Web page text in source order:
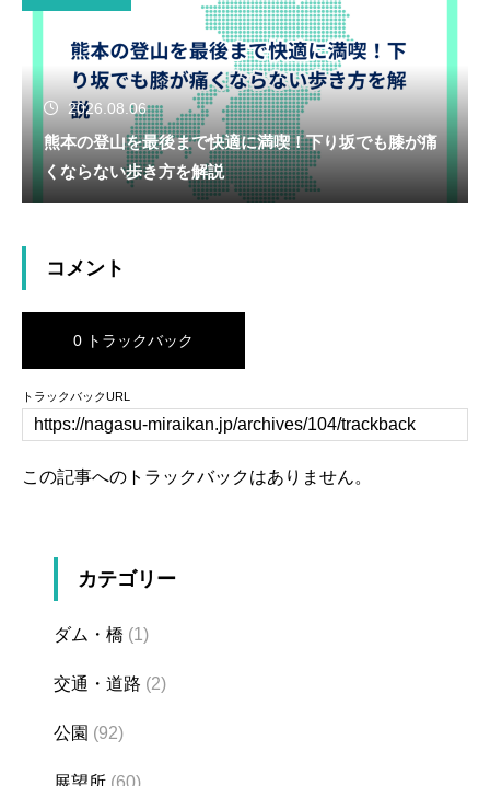
2026.08.06
熊本の登山を最後まで快適に満喫！下り坂でも膝が痛
くならない歩き方を解説
コメント
0 トラックバック
トラックバックURL
この記事へのトラックバックはありません。
カテゴリー
ダム・橋 (1)
交通・道路 (2)
公園 (92)
展望所 (60)